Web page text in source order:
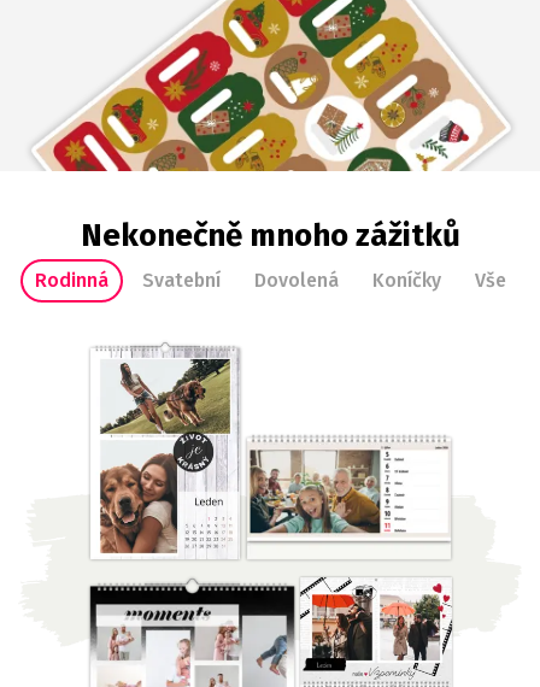
Nekonečně mnoho zážitků
Rodinná Svatební Dovolená Koníčky Vše